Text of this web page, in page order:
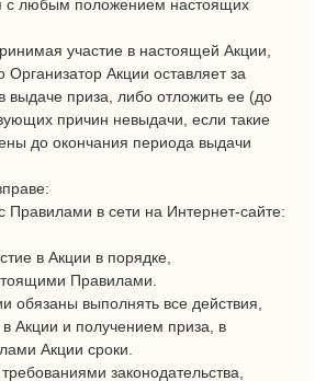
нарушения Участником
Акции не признается
приза.
Участником Акции и
Организатором
с личными
покупок, совершенных
вручение приза, в
фактов, в том числе,
участия в Акции, в
в ходе участия в
и иных нарушений по
ответственности за
в случае не
отказа от него либо в
Акции.